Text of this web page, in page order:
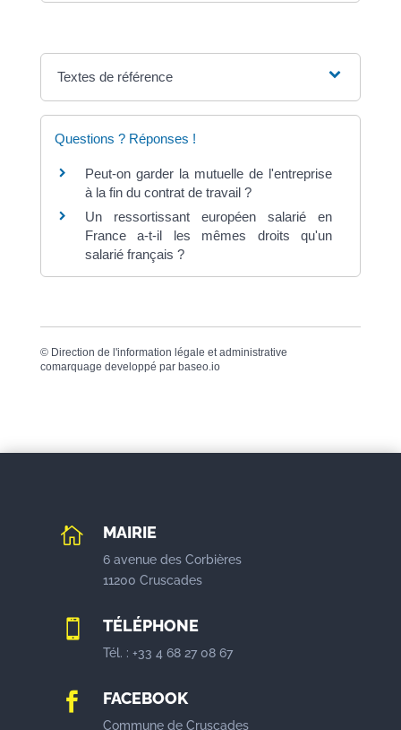
Textes de référence
Questions ? Réponses !
Peut-on garder la mutuelle de l'entreprise
à la fin du contrat de travail ?
Un ressortissant européen salarié en
France a-t-il les mêmes droits qu'un
salarié français ?
© Direction de l'information légale et administrative
comarquage developpé par baseo.io
 MAIRIE
6 avenue des Corbières
11200 Cruscades
 TÉLÉPHONE
Tél. : +33 4 68 27 08 67
 FACEBOOK
Commune de Cruscades